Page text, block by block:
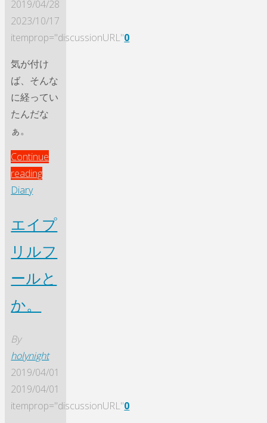
2019/04/28
2023/10/17
itemprop="discussionURL"0
気が付け
ば、そんな
に経ってい
たんだな
ぁ。
Continue
reading"や
と
か
っ
た
こ
こ
で。"
Diary
エイプ
リルフ
ールと
か。
By
holynight
2019/04/01
2019/04/01
itemprop="discussionURL"0